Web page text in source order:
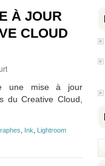
À JOUR
CLOUD
une mise à jour
du Creative Cloud,
Ink
Lightroom